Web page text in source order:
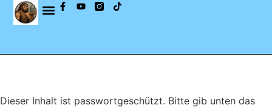
Dieser Inhalt ist passwortgeschützt. Bitte gib unten das